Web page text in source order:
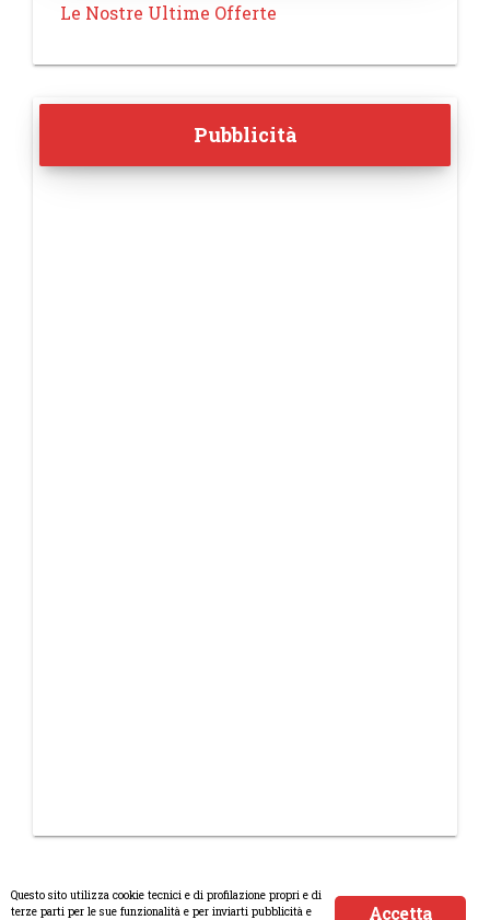
Le Nostre Ultime Offerte
Pubblicità
Accetta
Questo sito utilizza cookie tecnici e di profilazione propri e di
terze parti per le sue funzionalità e per inviarti pubblicità e